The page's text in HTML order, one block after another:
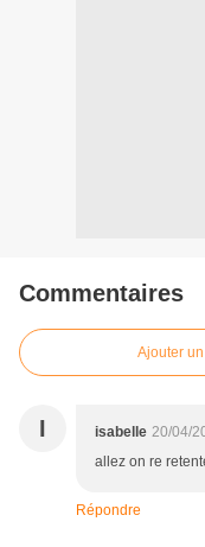
Commentaires
Ajouter
I isabelle 20/04/
allez on re
Répondre